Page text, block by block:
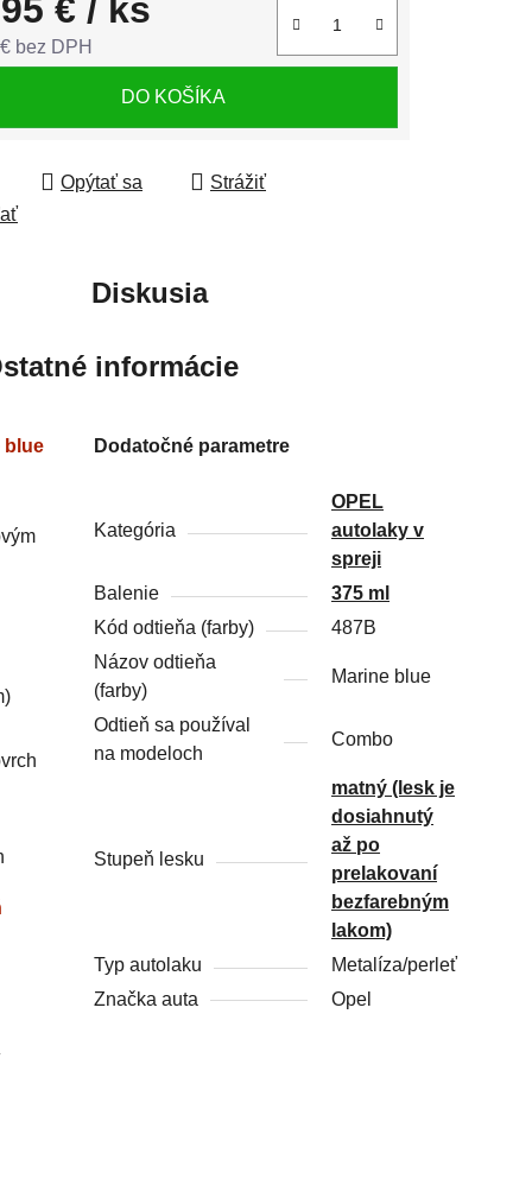
€ / ks
bez DPH
DO KOŠÍKA
Opýtať sa
Strážiť
Diskusia
informácie
blue
Dodatočné parametre
Kategória
OPEL
autolaky v
spreji
Balenie
375 ml
Kód odtieňa (farby)
487B
Názov odtieňa
(farby)
Marine blue
Odtieň sa používal
na modeloch
Combo
Stupeň lesku
matný (lesk je
dosiahnutý
až po
prelakovaní
bezfarebným
lakom)
Typ autolaku
Metalíza/perleť
Značka auta
Opel